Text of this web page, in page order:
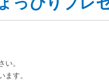
い。
す。